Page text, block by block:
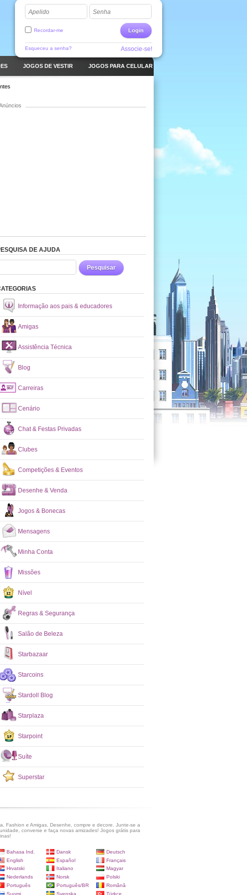
Apelido Senha
Login
Recordar-me
Esqueceu a senha? Associe-se!
JOGOS DE VESTIR JOGOS PARA CELULAR
DE AJUDA
Pesquisar
Informação aos pais & educadores
Amigas
Assistência Técnica
Blog
Carreiras
Cenário
Chat & Festas Privadas
Clubes
Competições & Eventos
Desenhe & Venda
Jogos & Bonecas
Mensagens
Minha Conta
Missões
Nível
Regras & Segurança
Salão de Beleza
Starbazaar
Starcoins
Stardoll Blog
Starplaza
Starpoint
Suíte
Superstar
Fashion e Amigas, Desenhe, compre e decore. Junte-se a
converse e faça novas amizades! Jogos grátis para
Bahasa Ind. Dansk
Deutsch
English
Español
Français
Hrvatski
Italiano
Magyar
Nederlands
Norsk
Polski
Português
Português/BR
Română
Suomi
Svenska Türkçe